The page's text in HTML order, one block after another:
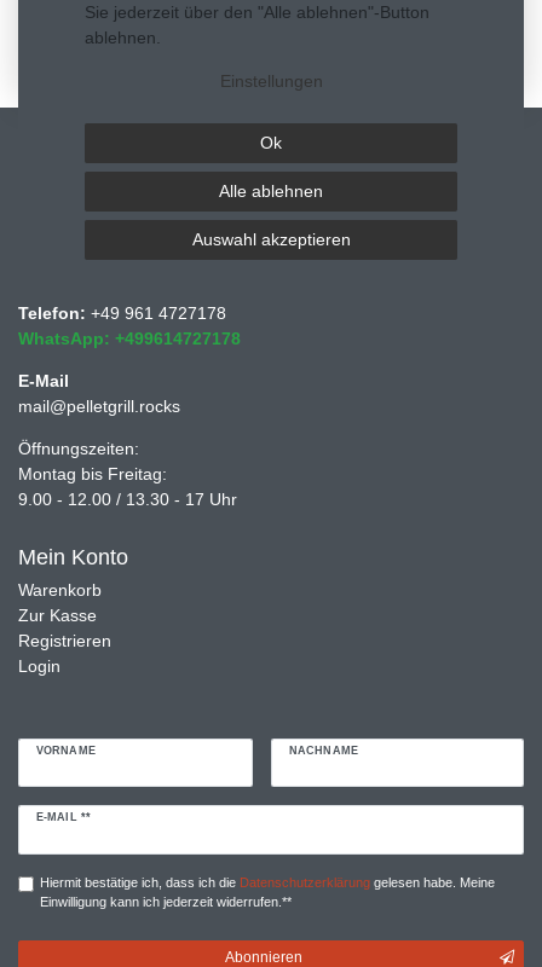
Wenn Sie Fragen zu unseren Produkten und Leistungen
Telefon: +49 961 4727178
WhatsApp: +499614727178
E-Mail
mail@pelletgrill.rocks
Öffnungszeiten:
Montag bis Freitag:
9.00 - 12.00 / 13.30 - 17 Uhr
Mein Konto
Warenkorb
Zur Kasse
Registrieren
Login
VORNAME NACHNAME
E-MAIL **
Newsletter
Hiermit bestätige ich, dass ich die Daten­schutz­erklärunggelesen habe. Meine
Einwilligung kann ich jederzeit widerrufen.**
Abonnieren
Sie jederzeit über den "Alle ablehnen"-Button
ablehnen.
Einstellungen
Ok
Alle ablehnen
Auswahl akzeptieren